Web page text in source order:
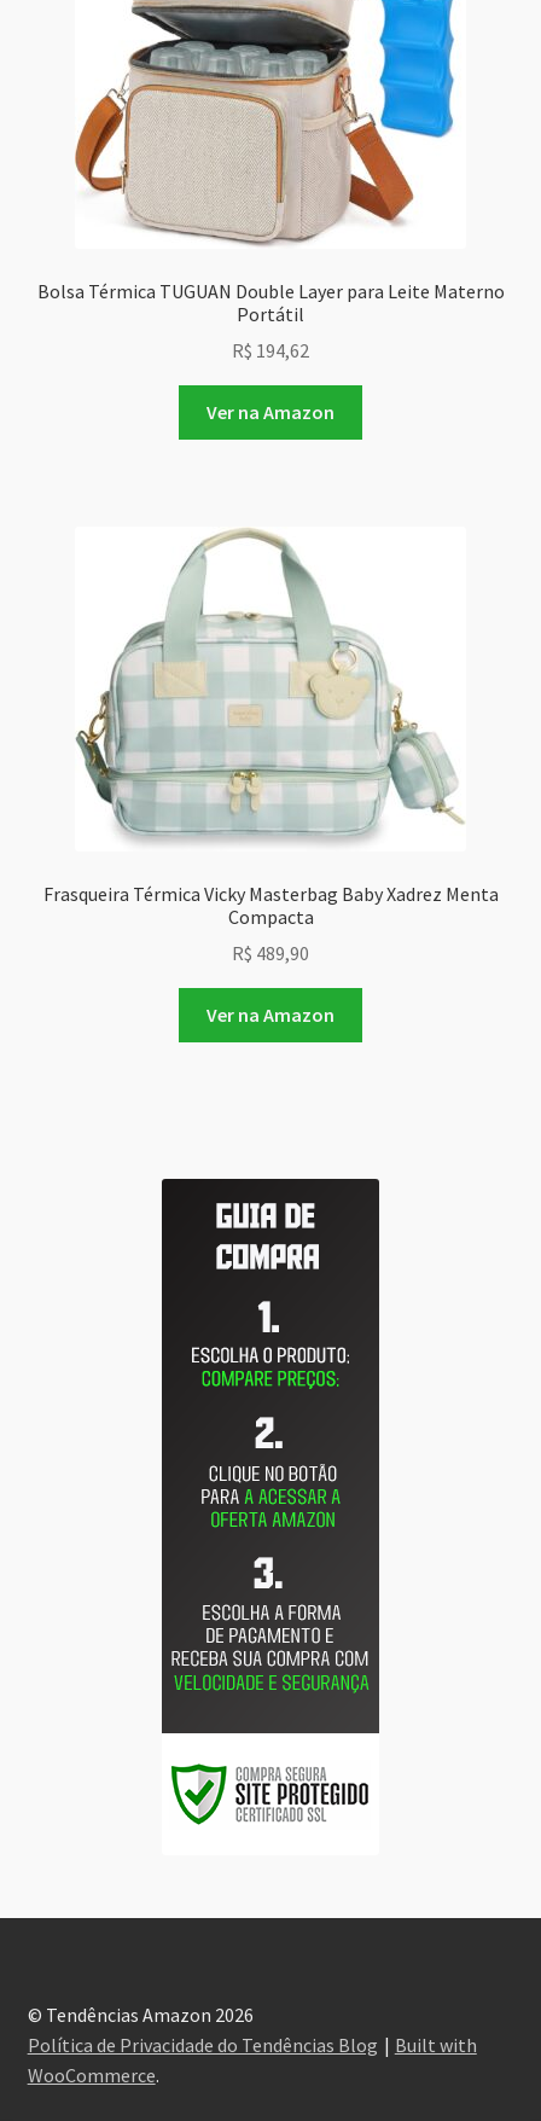
Bolsa Térmica TUGUAN Double Layer para Leite Materno
Portátil
R$ 194,62
Ver na Amazon
Frasqueira Térmica Vicky Masterbag Baby Xadrez Menta
Compacta
R$ 489,90
Ver na Amazon
© Tendências Amazon 2026
Política de Privacidade do Tendências Blog
Built with
WooCommerce.